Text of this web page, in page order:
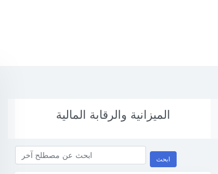
الميزانية والرقابة المالية
ابحث